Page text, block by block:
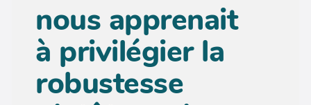
nous apprenait
à privilégier la
robustesse